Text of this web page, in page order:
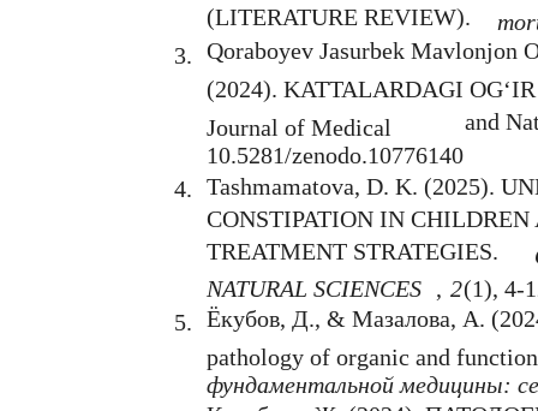
(LITERATURE REVIEW).
3. Qoraboyev Jasurbek Mavlonjon
(2024). KATTALARDAGI
Journal of Medical
and
10.5281/zenodo.10776140
4. Tashmamatova, D. K. (2025).
CONSTIPATION IN
TREATMENT STRATEGIES.
NATURAL SCIENCES , 2(1), 4-
5. Ёкубов, Д., & Мазалова, А.
pathology of organic and
фундаментальной медицины: